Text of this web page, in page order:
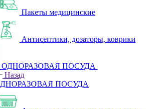
Пакеты медицинские
Антисептики, дозаторы, коврики
ОДНОРАЗОВАЯ ПОСУДА
Назад
ПОСУДА